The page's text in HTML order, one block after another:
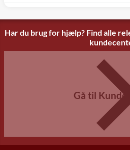
Har du brug for hjælp? Find alle
Gå til